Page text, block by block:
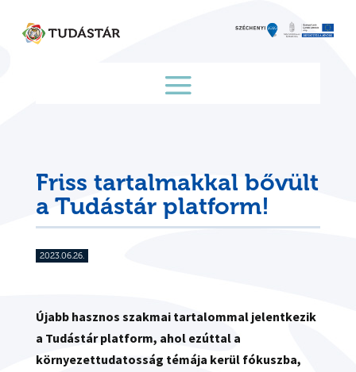
content
Friss tartalmakkal bővült
a Tudástár platform!
2023.06.26.
Újabb hasznos szakmai tartalommal jelentkezik
a Tudástár platform, ahol ezúttal a
környezettudatosság témája kerül fókuszba,